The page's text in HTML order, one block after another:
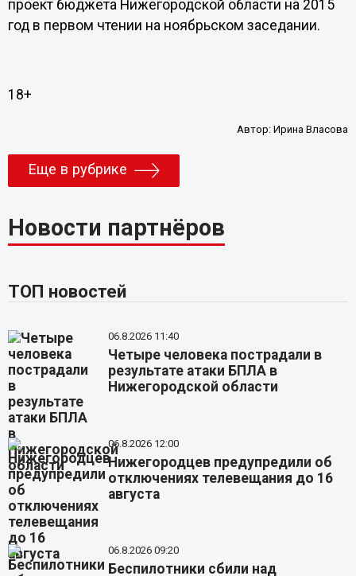
проект бюджета Нижегородской области на 2015
год в первом чтении на ноябрьском заседании.
18+
Автор:Ирина Власова
Еще в рубрике
Новости партнёров
ТОП новостей
06.8.2026 11:40
Четыре человека пострадали в
результате атаки БПЛА в
Нижегородской области
06.8.2026 12:00
Нижегородцев предупредили об
отключениях телевещания до 16
августа
06.8.2026 09:20
Беспилотники сбили над